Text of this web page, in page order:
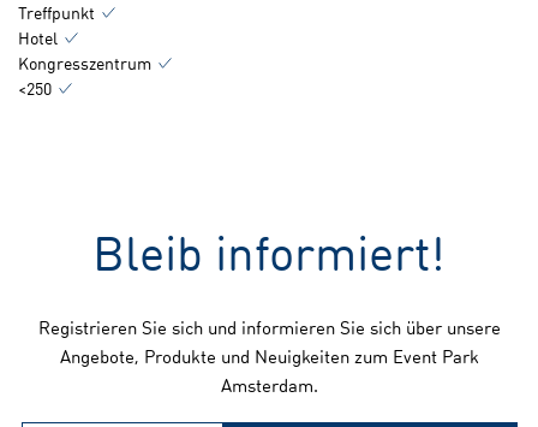
Treffpunkt
Hotel
Kongresszentrum
<250
Bleib informiert!
Registrieren Sie sich und informieren Sie sich über unsere
Angebote, Produkte und Neuigkeiten zum Event Park
Amsterdam.